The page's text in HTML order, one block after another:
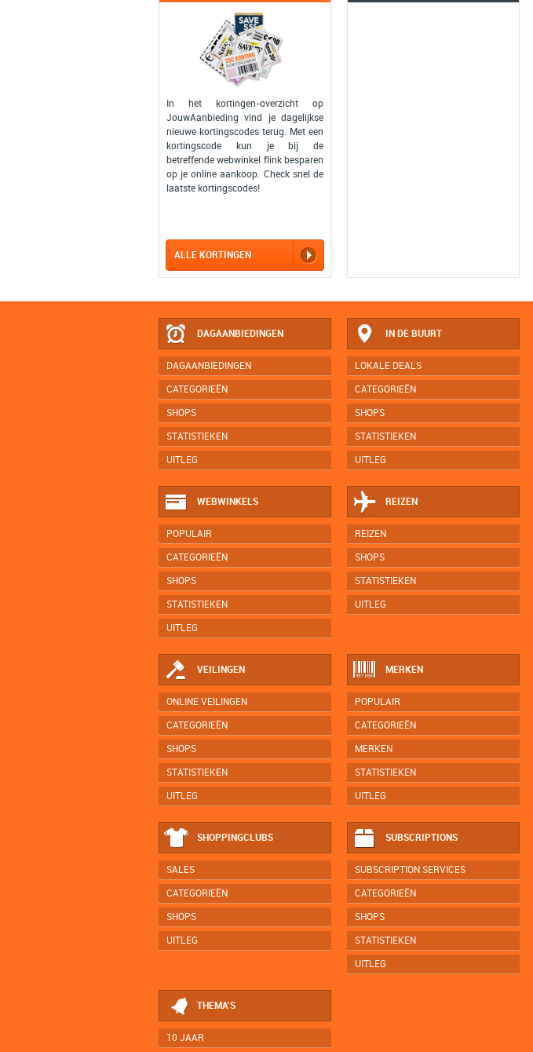
In het kortingen-overzicht op
JouwAanbieding vind je dagelijkse
nieuwe kortingscodes terug. Met een
kortingscode kun je bij de
betreffende webwinkel flink besparen
op je online aankoop. Check snel de
laatste kortingscodes!
ALLE KORTINGEN
DAGAANBIEDINGEN
DAGAANBIEDINGEN
CATEGORIEËN
SHOPS
STATISTIEKEN
UITLEG
IN DE BUURT
LOKALE DEALS
CATEGORIEËN
SHOPS
STATISTIEKEN
UITLEG
WEBWINKELS
POPULAIR
CATEGORIEËN
SHOPS
STATISTIEKEN
UITLEG
REIZEN
REIZEN
SHOPS
STATISTIEKEN
UITLEG
VEILINGEN
ONLINE VEILINGEN
CATEGORIEËN
SHOPS
STATISTIEKEN
UITLEG
MERKEN
POPULAIR
CATEGORIEËN
MERKEN
STATISTIEKEN
UITLEG
SHOPPINGCLUBS
SALES
CATEGORIEËN
SHOPS
UITLEG
SUBSCRIPTIONS
SUBSCRIPTION SERVICES
CATEGORIEËN
SHOPS
STATISTIEKEN
UITLEG
THEMA'S
10 JAAR